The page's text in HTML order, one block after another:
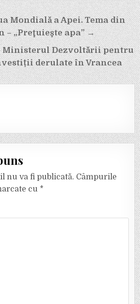
Mondială a Apei. Tema din
– „Preţuieşte apa” →
Ministerul Dezvoltării pentru
derulate în Vrancea
nu va fi publicată. Câmpurile
cu *